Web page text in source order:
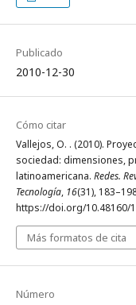
Publicado
2010-12-30
Cómo citar
Vallejos, O. . (2010).
sociedad: dimensiones,
latinoamericana. Redes.
Tecnología, 16(31),
https://doi.org/10.48160/
Más formatos de cita
Número